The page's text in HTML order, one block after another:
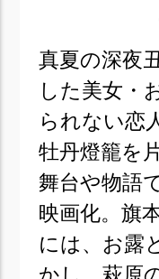
真夏の深夜
した美女・
られない恋
牡丹燈籠を
舞台や物語
映画化。旗
には、お露